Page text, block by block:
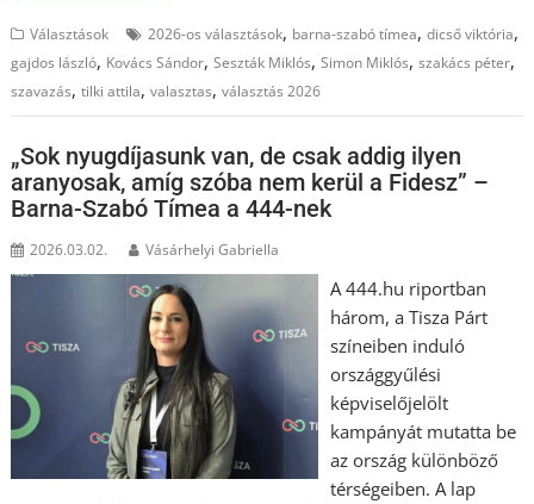
Választások 2026-os választások, barna-szabó tímea,dicső viktória,
gajdos lászló, Kovács Sándor,Seszták Miklós,Simon Miklós,szakács péter,
szavazás,tilki attila,valasztas,választás 2026
„Sok nyugdíjasunk van, de csak addig ilyen
aranyosak, amíg szóba nem kerül a Fidesz” –
Barna-Szabó Tímea a 444-nek
2026.03.02. Vásárhelyi Gabriella
A 444.hu riportban
három, a Tisza Párt
színeiben induló
országgyűlési
képviselőjelölt
kampányát mutatta be
az ország különböző
térségeiben. A lap